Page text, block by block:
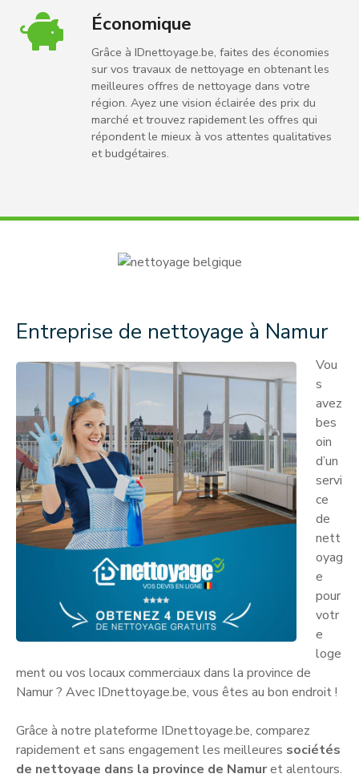
Économique
Grâce à IDnettoyage.be, faites des économies
sur vos travaux de nettoyage en obtenant les
meilleures offres de nettoyage dans votre
région. Ayez une vision éclairée des prix du
marché et trouvez rapidement les offres qui
répondent le mieux à vos attentes qualitatives
et budgétaires.
Entreprise de nettoyage à Namur
Vou
s
avez
bes
oin
d’un
servi
ce
de
nett
oyag
e
pour
votr
e
loge
ment ou vos locaux commerciaux dans la province de
Namur ? Avec IDnettoyage.be, vous êtes au bon endroit !
Grâce à notre plateforme IDnettoyage.be, comparez
rapidement et sans engagement les meilleures sociétés
de nettoyage dans la province de Namuret alentours.